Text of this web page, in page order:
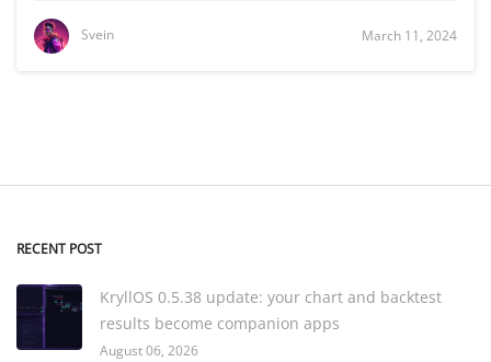
Svein March 11, 2024
RECENT POST
KryllOS 0.5.38 update: your chart and backtest
results become companion apps
August 06, 2026